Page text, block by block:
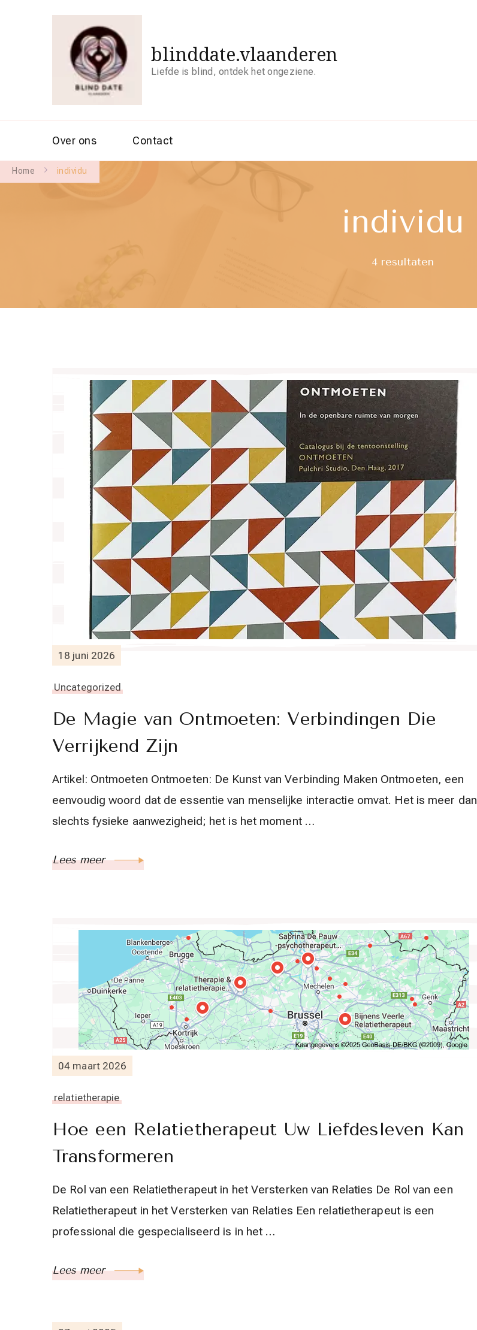
blinddate.vlaanderen
Liefde is blind, ontdek het ongeziene.
Over ons Contact
Home individu
individu
4 resultaten
18 juni 2026
Uncategorized
De Magie van Ontmoeten: Verbindingen Die
Verrijkend Zijn
Artikel: Ontmoeten Ontmoeten: De Kunst van Verbinding Maken Ontmoeten, een
eenvoudig woord dat de essentie van menselijke interactie omvat. Het is meer dan
slechts fysieke aanwezigheid; het is het moment …
Lees meer
04 maart 2026
relatietherapie
Hoe een Relatietherapeut Uw Liefdesleven Kan
Transformeren
De Rol van een Relatietherapeut in het Versterken van Relaties De Rol van een
Relatietherapeut in het Versterken van Relaties Een relatietherapeut is een
professional die gespecialiseerd is in het …
Lees meer